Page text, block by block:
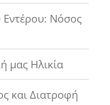
Εντέρου: Νόσος
μας Ηλικία
και Διατροφή